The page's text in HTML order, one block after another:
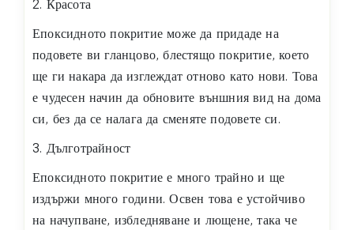
2. Красота
Епоксидното покритие може да придаде на
подовете ви гланцово, блестящо покритие, което
ще ги накара да изглеждат отново като нови. Това
е чудесен начин да обновите външния вид на дома
си, без да се налага да сменяте подовете си.
3. Дълготрайност
Епоксидното покритие е много трайно и ще
издържи много години. Освен това е устойчиво
на начупване, избледняване и лющене, така че